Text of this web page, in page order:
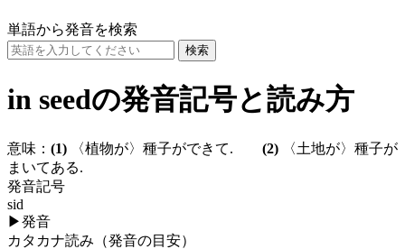
単語から発音を検索
in seedの発音記号と読み方
意味： (1) 〈植物が〉種子ができて. (2) 〈土地が〉種子が
まいてある.
発音記号
sid
▶発音
カタカナ読み（発音の目安）